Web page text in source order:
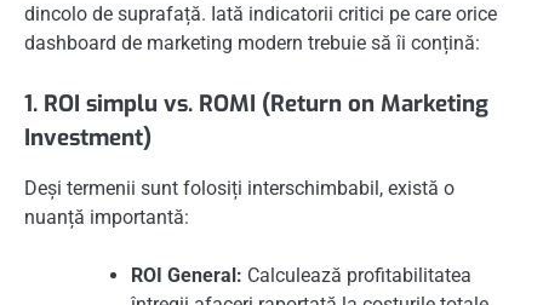
dincolo de suprafață. Iată indicatorii critici pe care orice
dashboard de marketing modern trebuie să îi conțină:
1. ROI simplu vs. ROMI (Return on Marketing
Investment)
Deși termenii sunt folosiți interschimbabil, există o
nuanță importantă:
ROI General: Calculează profitabilitatea